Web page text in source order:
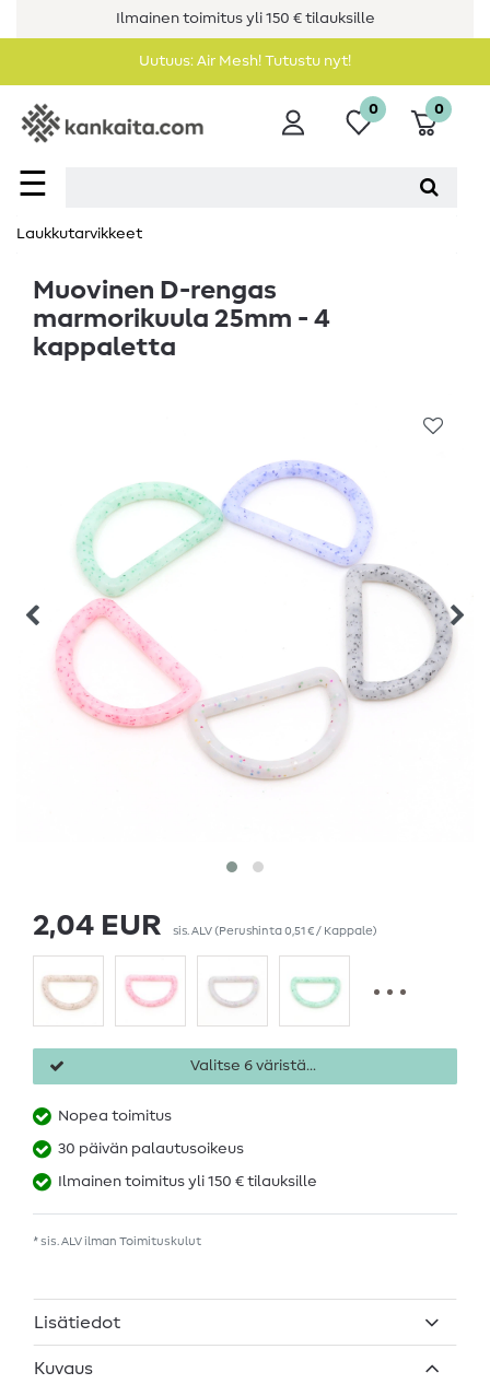
Ilmainen toimitus yli 150 € tilauksille
Uutuus: Air Mesh! Tutustu nyt!
☰
0 0
Laukkutarvikkeet
Muovinen D-rengas
marmorikuula 25mm - 4
kappaletta
2,04 EUR sis. ALV(Perushinta0,51 € / Kappale)
Valitse 6 väristä...
Nopea toimitus
30 päivän palautusoikeus
Ilmainen toimitus yli 150 € tilauksille
* sis. ALV ilman Toimituskulut
Lisätiedot
Kuvaus